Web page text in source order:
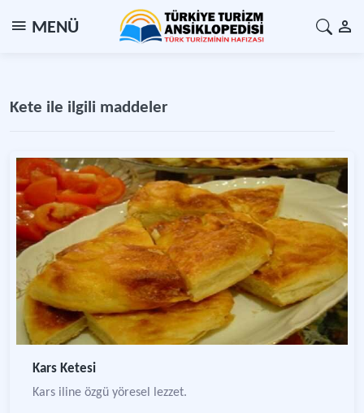
MENÜ
Kete ile ilgili maddeler
Kars Ketesi
Kars iline özgü yöresel lezzet.